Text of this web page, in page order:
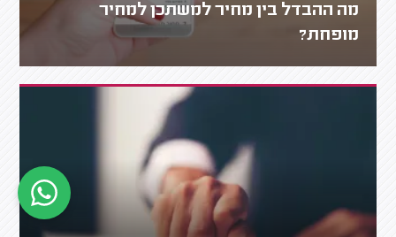
מה ההבדל בין מחיר למשתכן למחיר
מופחת?